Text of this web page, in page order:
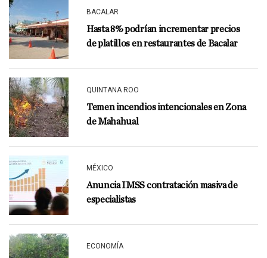
BACALAR
Hasta 8% podrían incrementar precios
de platillos en restaurantes de Bacalar
QUINTANA ROO
Temen incendios intencionales en Zona
de Mahahual
MÉXICO
Anuncia IMSS contratación masiva de
especialistas
ECONOMÍA